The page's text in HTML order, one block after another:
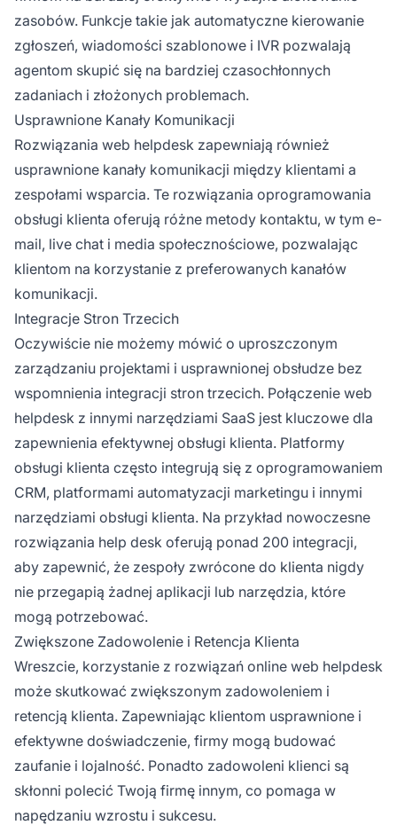
zasobów. Funkcje takie jak automatyczne kierowanie
zgłoszeń, wiadomości szablonowe i IVR pozwalają
agentom skupić się na bardziej czasochłonnych
zadaniach i złożonych problemach.
Usprawnione Kanały Komunikacji
Rozwiązania web helpdesk zapewniają również
usprawnione kanały komunikacji między klientami a
zespołami wsparcia. Te rozwiązania oprogramowania
obsługi klienta oferują różne metody kontaktu, w tym e-
mail, live chat i media społecznościowe, pozwalając
klientom na korzystanie z preferowanych kanałów
komunikacji.
Integracje Stron Trzecich
Oczywiście nie możemy mówić o uproszczonym
zarządzaniu projektami i usprawnionej obsłudze bez
wspomnienia integracji stron trzecich. Połączenie web
helpdesk z innymi narzędziami SaaS jest kluczowe dla
zapewnienia efektywnej obsługi klienta. Platformy
obsługi klienta często integrują się z oprogramowaniem
CRM, platformami automatyzacji marketingu i innymi
narzędziami obsługi klienta. Na przykład nowoczesne
rozwiązania help desk oferują ponad 200 integracji,
aby zapewnić, że zespoły zwrócone do klienta nigdy
nie przegapią żadnej aplikacji lub narzędzia, które
mogą potrzebować.
Zwiększone Zadowolenie i Retencja Klienta
Wreszcie, korzystanie z rozwiązań online web helpdesk
może skutkować zwiększonym zadowoleniem i
retencją klienta. Zapewniając klientom usprawnione i
efektywne doświadczenie, firmy mogą budować
zaufanie i lojalność. Ponadto zadowoleni klienci są
skłonni polecić Twoją firmę innym, co pomaga w
napędzaniu wzrostu i sukcesu.